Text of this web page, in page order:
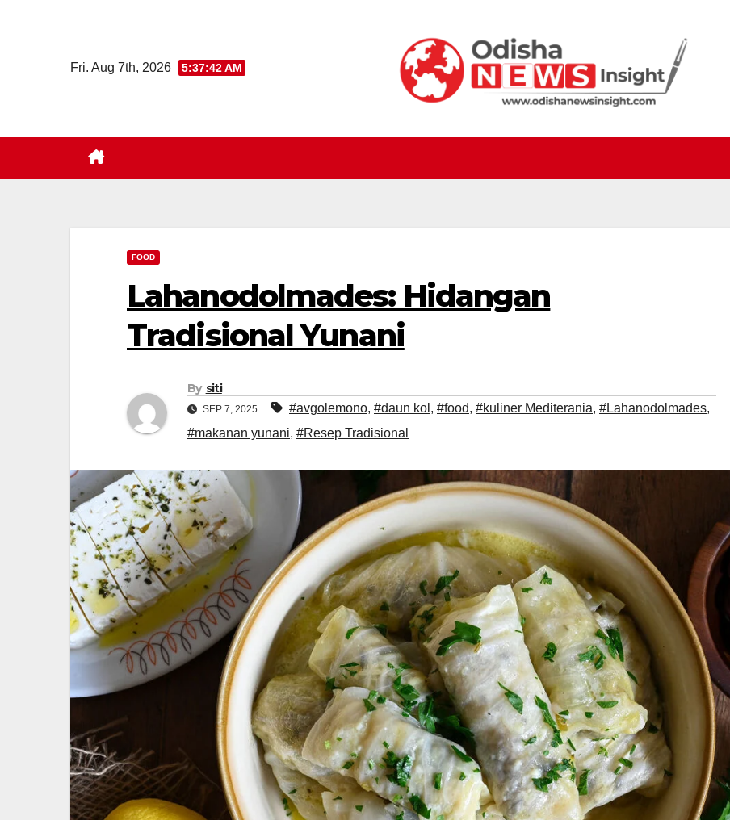
Fri. Aug 7th, 2026 5:37:43 AM
FOOD
Lahanodolmades: Hidangan
Tradisional Yunani
By siti
SEP 7, 2025 #avgolemono, #daun kol , #food, #kuliner Mediterania, #Lahanodolmades,
#makanan yunani, #Resep Tradisional